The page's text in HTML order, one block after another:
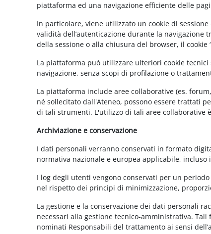
piattaforma ed una navigazione efficiente delle
In particolare, viene utilizzato un cookie di
validità dell’autenticazione durante la navigazione
della sessione o alla chiusura del browser, il
La piattaforma può utilizzare ulteriori cookie
navigazione, senza scopi di profilazione o
La piattaforma include aree collaborative (es.
né sollecitato dall'Ateneo, possono essere trattati
di tali strumenti. L'utilizzo di tali aree collaborative
Archiviazione e conservazione
I dati personali verranno conservati in formato
normativa nazionale e europea applicabile, incluso il
I log degli utenti vengono conservati per un
nel rispetto dei principi di minimizzazione,
La gestione e la conservazione dei dati personali
necessari alla gestione tecnico-amministrativa.
nominati Responsabili del trattamento ai sensi